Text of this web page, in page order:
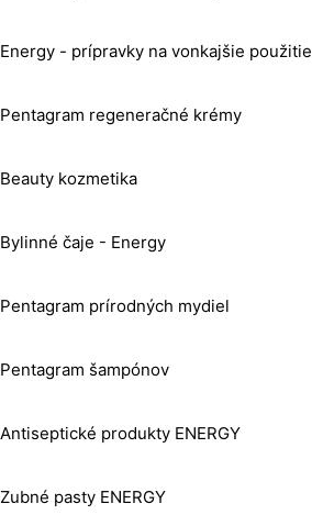
Energy - prípravky na vonkajšie použitie
Pentagram regeneračné krémy
Beauty kozmetika
Bylinné čaje - Energy
Pentagram prírodných mydiel
Pentagram šampónov
Antiseptické produkty ENERGY
Zubné pasty ENERGY